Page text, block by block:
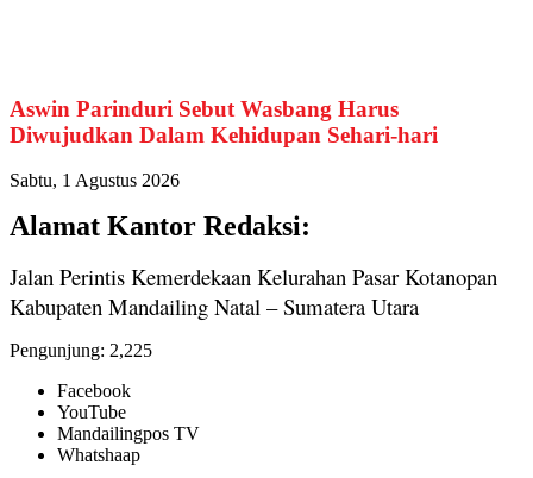
Aswin Parinduri Sebut Wasbang Harus
Diwujudkan Dalam Kehidupan Sehari-hari
Sabtu, 1 Agustus 2026
Alamat Kantor Redaksi:
Jalan Perintis Kemerdekaan Kelurahan Pasar Kotanopan
Kabupaten Mandailing Natal – Sumatera Utara
Pengunjung: 2,225
Facebook
YouTube
Mandailingpos TV
Whatshaap